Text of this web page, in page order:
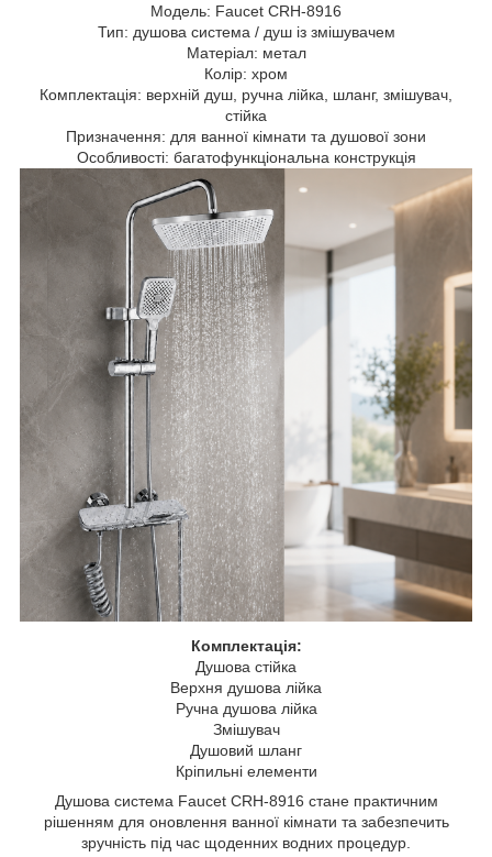
Модель: Faucet CRH-8916
Тип: душова система / душ із змішувачем
Матеріал: метал
Колір: хром
Комплектація: верхній душ, ручна лійка, шланг, змішувач,
стійка
Призначення: для ванної кімнати та душової зони
Особливості: багатофункціональна конструкція
Комплектація:
Душова стійка
Верхня душова лійка
Ручна душова лійка
Змішувач
Душовий шланг
Кріпильні елементи
Душова система Faucet CRH-8916 стане практичним
рішенням для оновлення ванної кімнати та забезпечить
зручність під час щоденних водних процедур.